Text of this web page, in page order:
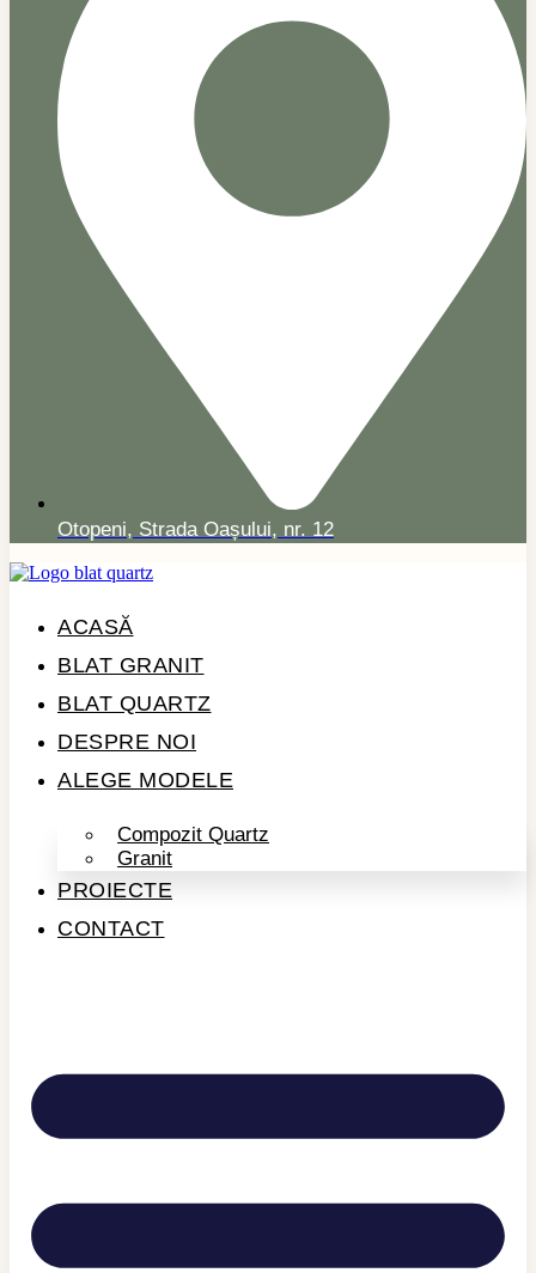
Otopeni, Strada Oașului, nr. 12
ACASĂ
BLAT GRANIT
BLAT QUARTZ
DESPRE NOI
ALEGE MODELE
Compozit Quartz
Granit
PROIECTE
CONTACT